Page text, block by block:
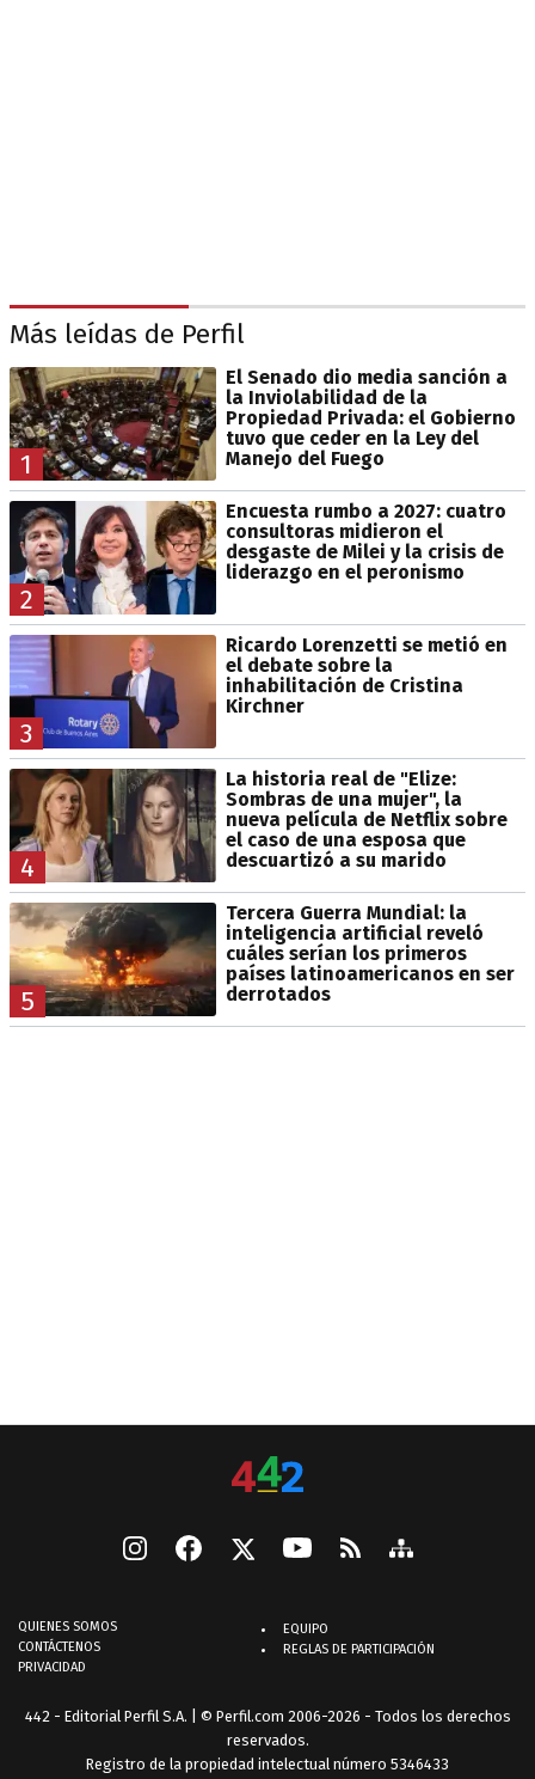
Más leídas de Perfil
1
El Senado dio media sanción a
la Inviolabilidad de la
Propiedad Privada: el Gobierno
tuvo que ceder en la Ley del
Manejo del Fuego
2
Encuesta rumbo a 2027: cuatro
consultoras midieron el
desgaste de Milei y la crisis de
liderazgo en el peronismo
3
Ricardo Lorenzetti se metió en
el debate sobre la
inhabilitación de Cristina
Kirchner
4
La historia real de "Elize:
Sombras de una mujer", la
nueva película de Netflix sobre
el caso de una esposa que
descuartizó a su marido
5
Tercera Guerra Mundial: la
inteligencia artificial reveló
cuáles serían los primeros
países latinoamericanos en ser
derrotados
QUIENES SOMOS
CONTÁCTENOS
PRIVACIDAD
EQUIPO
REGLAS DE PARTICIPACIÓN
442 - Editorial Perfil S.A. | © Perfil.com 2006-2026 - Todos los derechos
reservados.
Registro de la propiedad intelectual número 5346433